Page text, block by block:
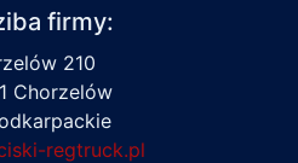
firmy:
210
Chorzelów
regtruck.pl